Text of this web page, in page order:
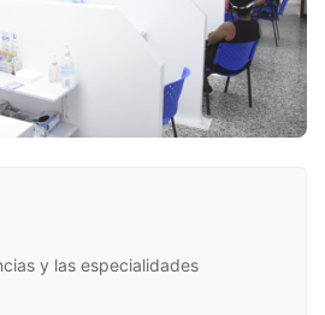
y las especialidades